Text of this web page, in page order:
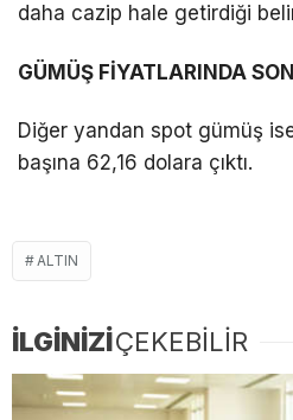
daha cazip hale getirdiği
GÜMÜŞ FİYATLARINDA
Diğer yandan spot gümüş
başına 62,16 dolara çıktı.
ALTIN
İLGİNİZİÇEKEBİLİR